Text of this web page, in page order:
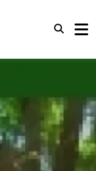
Suchen